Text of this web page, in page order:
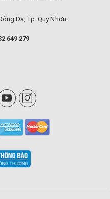
Đa, Tp. Quy Nhơn.
649 279